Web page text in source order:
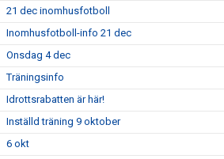
21 dec inomhusfotboll
Inomhusfotboll-info 21 dec
Onsdag 4 dec
Träningsinfo
Idrottsrabatten är här!
Inställd träning 9 oktober
6 okt